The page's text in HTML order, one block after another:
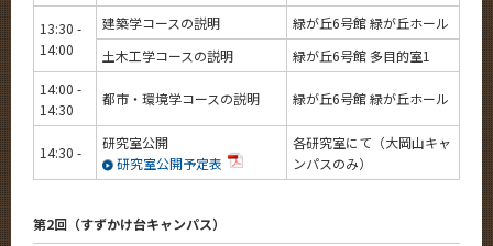
13:30 -
14:00
建築学コースの説明
緑が丘6号館 緑が丘ホール
土木工学コースの説明
緑が丘6号館 多目的室1
14:00 -
14:30
都市・環境学コースの説明 緑が丘6号館 緑が丘ホール
14:30 -
研究室公開
研究室公開予定表
各研究室にて（大岡山キャ
ンパスのみ）
第2回（すずかけ台キャンパス）